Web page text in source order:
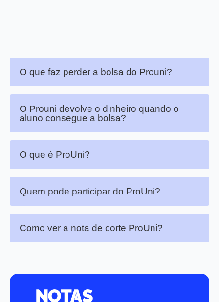
O que faz perder a bolsa do Prouni?
O Prouni devolve o dinheiro quando o
aluno consegue a bolsa?
O que é ProUni?
Quem pode participar do ProUni?
Como ver a nota de corte ProUni?